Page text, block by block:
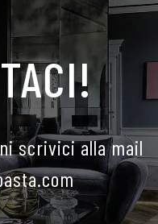
scrivici alla mail